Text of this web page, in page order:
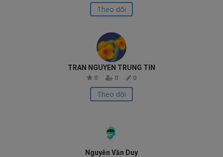
Theo dõi
TRAN NGUYEN TRUNG TIN
0 0 0
Theo dõi
Nguyễn Văn Duy